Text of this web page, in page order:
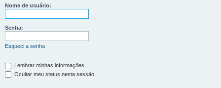
Nome de usuário:
Senha:
Esqueci a senha
Lembrar minhas informações
Ocultar meu status nesta sessão